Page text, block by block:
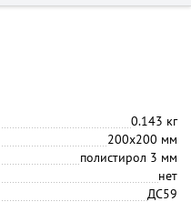
0.143 кг
200х200 мм
полистирол 3 мм
нет
ДС59